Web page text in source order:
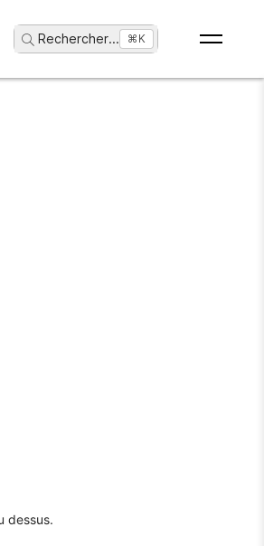
Rechercher... ⌘K
dessus.